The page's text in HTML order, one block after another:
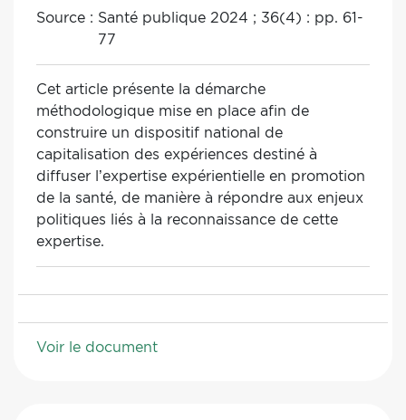
Source : Santé publique 2024 ; 36(4) : pp. 61-
77
Cet article présente la démarche
méthodologique mise en place afin de
construire un dispositif national de
capitalisation des expériences destiné à
diffuser l’expertise expérientielle en promotion
de la santé, de manière à répondre aux enjeux
politiques liés à la reconnaissance de cette
expertise.
Voir le document